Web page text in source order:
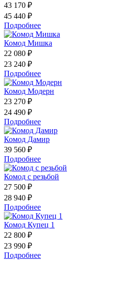
43 170 ₽
45 440 ₽
Подробнее
Комод Мишка
22 080 ₽
23 240 ₽
Подробнее
Комод Модерн
23 270 ₽
24 490 ₽
Подробнее
Комод Дамир
39 560 ₽
Подробнее
Комод с резьбой
27 500 ₽
28 940 ₽
Подробнее
Комод Купец 1
22 800 ₽
23 990 ₽
Подробнее